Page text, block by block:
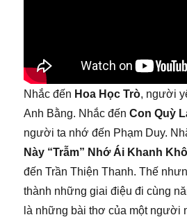
Nhắc đến Hoa Học Trò, người
Anh Bằng. Nhắc đếnCon Quỳ
người ta nhớ đến Phạm Duy.
Này “Trẫm” Nhớ Ái Khanh
đến Trần Thiện Thanh. Thế
thành những giai điệu đi cùng
là những bài thơ của một người